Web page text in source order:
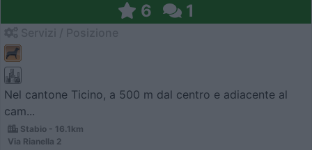
6 1
Nel cantone Ticino, a 500 m dal centro e adiacente al
cam...
Stabio - 16.1km
Via Rianella 2